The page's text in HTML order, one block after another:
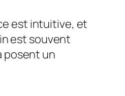
est intuitive, et
est souvent
posent un